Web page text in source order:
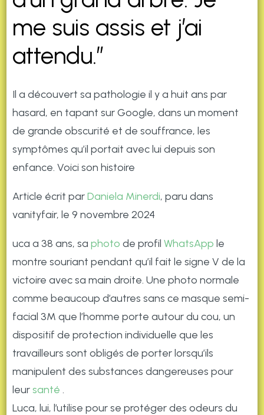
me suis assis et j’ai
attendu.”
Il a découvert sa pathologie il y a huit ans par
hasard, en tapant sur Google, dans un moment
de grande obscurité et de souffrance, les
symptômes qu’il portait avec lui depuis son
enfance. Voici son histoire
Article écrit parDaniela Minerdi, paru dans
vanityfair, le 9 novembre 2024
uca a 38 ans, saphoto de profilWhatsApp le
montre souriant pendant qu’il fait le signe V de la
victoire avec sa main droite. Une photo normale
comme beaucoup d’autres sans ce masque semi-
facial 3M que l’homme porte autour du cou, un
dispositif de protection individuelle que les
travailleurs sont obligés de porter lorsqu’ils
manipulent des substances dangereuses pour
leursanté .
Luca, lui, l’utilise pour se protéger des odeurs du